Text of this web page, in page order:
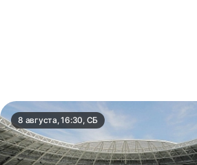
8 августа, 16:30, СБ